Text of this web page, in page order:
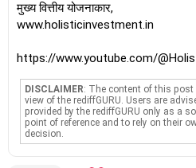
मुख्य वित्तीय योजनाकार,
www.holisticinvestment.in
https://www.youtube.com/
DISCLAIMER: The content of this post
view of the rediffGURU. Users are
provided by the rediffGURU only as a
point of reference and to rely on their
decision.